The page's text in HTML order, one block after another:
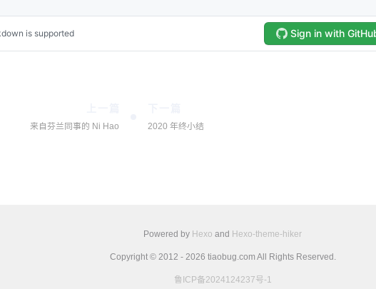
来自芬兰同事的 Ni Hao 2020 年终小结
Powered by Hexo and Hexo-theme-hiker
Copyright © 2012 - 2026 tiaobug.com All Rights Reserved.
鲁ICP备2024124237号-1